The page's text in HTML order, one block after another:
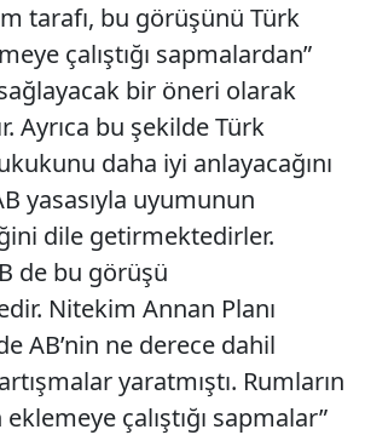
tarafı, bu görüşünü Türk
çalıştığı sapmalardan”
sağlayacak bir öneri olarak
Ayrıca bu şekilde Türk
daha iyi anlayacağını
yasasıyla uyumunun
dile getirmektedirler.
de bu görüşü
Nitekim Annan Planı
AB’nin ne derece dahil
yaratmıştı. Rumların
eklemeye çalıştığı sapmalar”